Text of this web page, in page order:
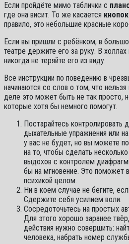
Если пройдёте мимо таблички с
где она висит. То же касается
правило, это небольшие красные
Если вы пришли с ребёнком, в
театре держите его за руку. В
никогда не теряйте его из виду.
Все инструкции по поведению в
начинаются со слов о том, что нельзя
деле это может быть не так просто,
которые хотя бы немного помогут.
Постарайтесь контролировать
дыхательные упражнения или
у вас не будет, но вы можете
на то, чтобы сделать
выдохов с контролем
бы на мгновение. Это поможет
психикой целом.
Ни в коем случае не бегите,
Сдержите себя усилием воли.
Сосредоточьтесь на простых
Для этого хорошо заранее
действия нужно совершить:
человека, набрать номер